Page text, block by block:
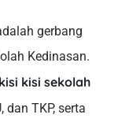
gerbang
Kedinasan.
kisi kisi sekolah
dan TKP, serta